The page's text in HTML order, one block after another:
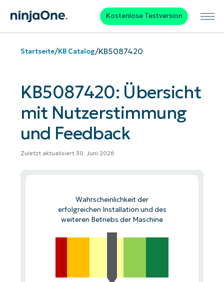
Kostenlose Testversion
Startseite/KB Catalog/KB5087420
KB5087420: Übersicht
mit Nutzerstimmung
und Feedback
Zuletzt aktualisiert 30. Juni 2026
Wahrscheinlichkeit der
erfolgreichen Installation und des
weiteren Betriebs der Maschine